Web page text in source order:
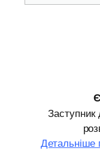
Заступник
Детальніше